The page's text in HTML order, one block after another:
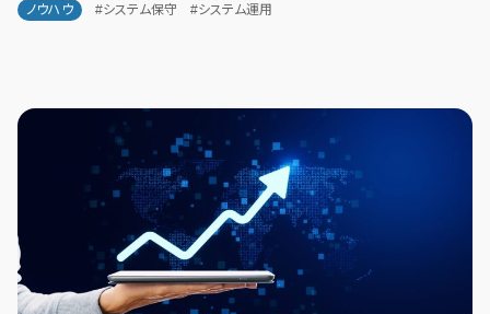
ノウハウ #システム保守 #システム運用